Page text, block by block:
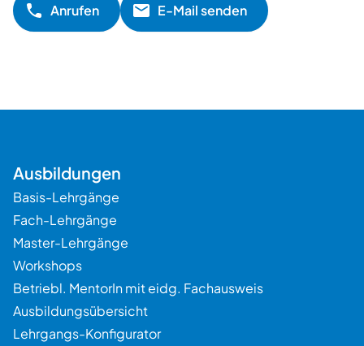
Anrufen E-Mail senden
Ausbildungen
Basis-Lehrgänge
Fach-Lehrgänge
Master-Lehrgänge
Workshops
Betriebl. MentorIn mit eidg. Fachausweis
Ausbildungsübersicht
Lehrgangs-Konfigurator